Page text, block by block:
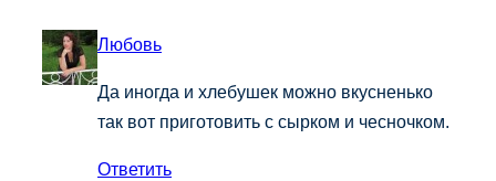
Любовь
Да иногда и хлебушек можно вкусненько
так вот приготовить с сырком и чесночком.
Ответить